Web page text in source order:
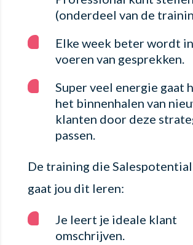
(onderdeel van de
Elke week beter wordt
voeren van gesprekken.
Super veel energie gaat
het binnenhalen van
klanten door deze
passen.
De training die
gaat jou dit leren:
Je leert je ideale klant
omschrijven.